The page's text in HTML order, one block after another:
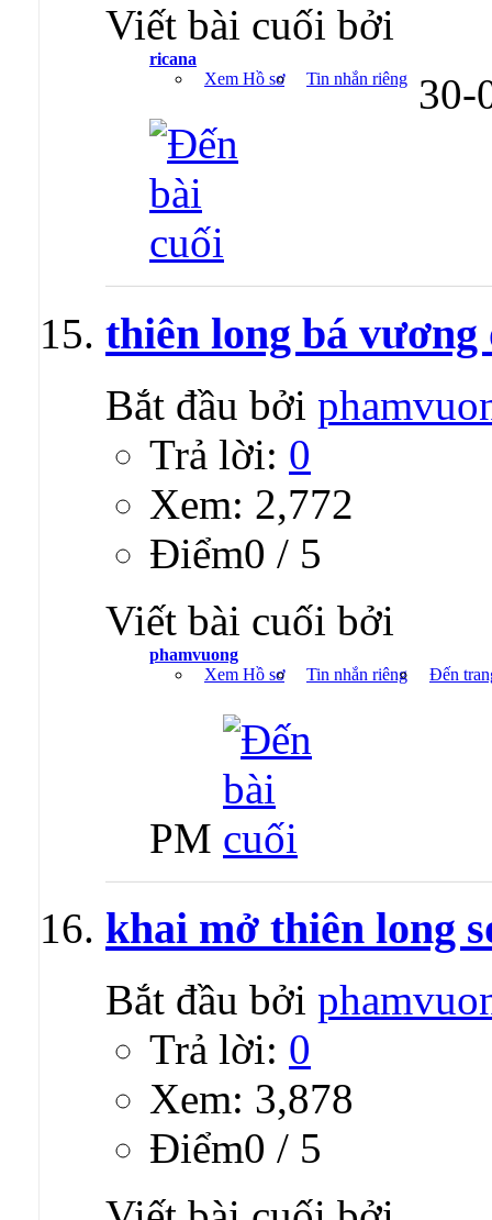
Viết bài cuối bởi
ricana
Xem Hồ sơ
Tin nhắn riêng 30-
thiên long bá vương
Bắt đầu bởi
Trả lời: 0
Xem: 2,772
Ðiểm0 / 5
Viết bài cuối bởi
phamvuong
Xem Hồ sơ
Tin nhắn riêng Đến
PM
khai mở thiên long
Bắt đầu bởi
Trả lời: 0
Xem: 3,878
Ðiểm0 / 5